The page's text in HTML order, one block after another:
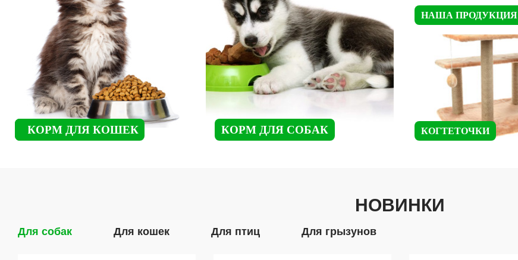
КОРМ ДЛЯ КОШЕК КОРМ ДЛЯ СОБАК
НАША ПРОДУКЦИЯ
КОГТЕТОЧКИ
НОВИНКИ
Для собак Для кошек Для птиц Для грызунов